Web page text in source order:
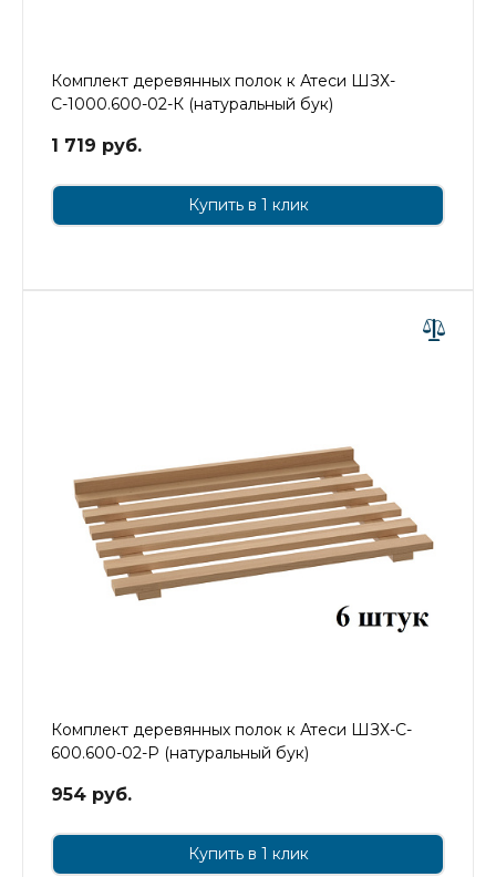
Комплект деревянных полок к Атеси ШЗХ-
С-1000.600-02-К (натуральный бук)
1 719 руб.
Купить в 1 клик
Комплект деревянных полок к Атеси ШЗХ-С-
600.600-02-Р (натуральный бук)
954 руб.
Купить в 1 клик